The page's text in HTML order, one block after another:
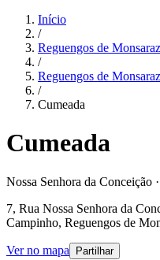
Início
/
Reguengos de Monsaraz
/
Reguengos de Monsaraz
/
Cumeada
Cumeada
Nossa Senhora da Conceição
7, Rua Nossa Senhora da
Campinho, Reguengos de
Ver no mapa Partilhar